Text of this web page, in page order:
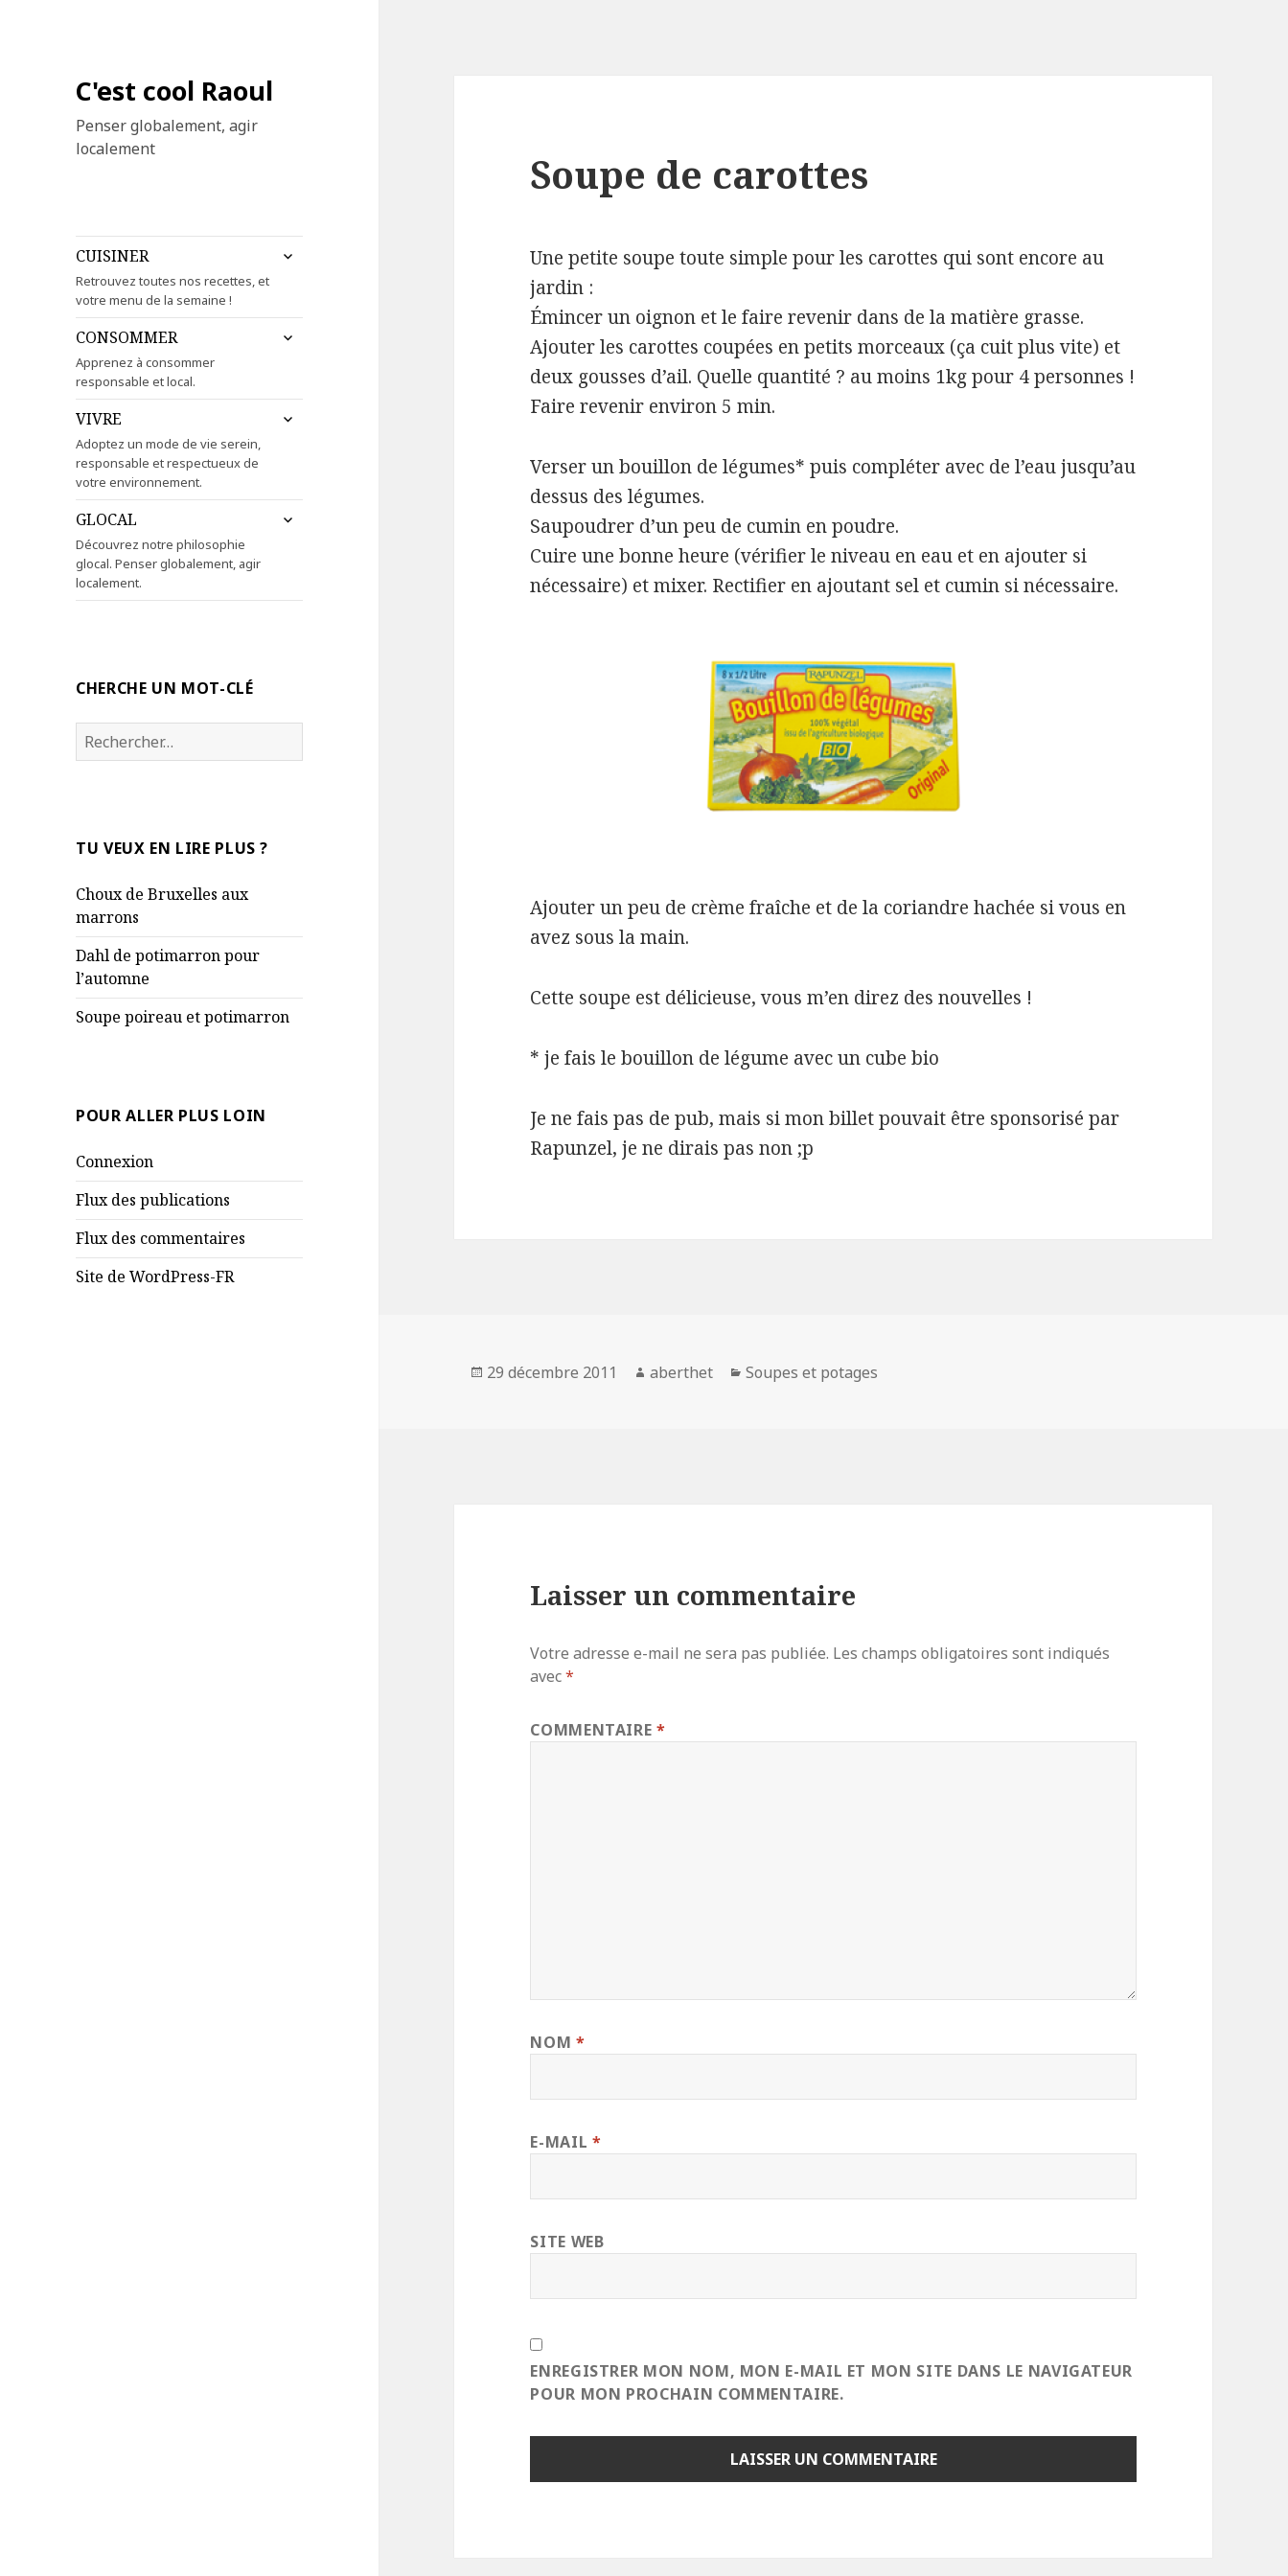
C'est cool Raoul
Penser globalement, agir
localement
CUISINER
Retrouvez toutes nos recettes, et
votre menu de la semaine !
ouvrir
menu
CONSOMMER
Apprenez à consommer
responsable et local.
ouvrir
menu
VIVRE
Adoptez un mode de vie serein,
responsable et respectueux de
votre environnement.
ouvrir
GLOCAL
Découvrez notre philosophie
glocal. Penser globalement, agir
localement.
ouvrir
CHERCHE UN MOT-CLÉ
Rechercher :
TU VEUX EN LIRE PLUS ?
Choux de Bruxelles aux
marrons
Dahl de potimarron pour
l’automne
Soupe poireau et potimarron
POUR ALLER PLUS LOIN
Connexion
Flux des publications
Flux des commentaires
Site de WordPress-FR
Soupe de carottes
Une petite soupe toute simple pour les carottes qui sont encore au
jardin :
Émincer un oignon et le faire revenir dans de la matière grasse.
Ajouter les carottes coupées en petits morceaux (ça cuit plus vite) et
deux gousses d’ail. Quelle quantité ? au moins 1kg pour 4 personnes !
Faire revenir environ 5 min.
Verser un bouillon de légumes* puis compléter avec de l’eau jusqu’au
dessus des légumes.
Saupoudrer d’un peu de cumin en poudre.
Cuire une bonne heure (vérifier le niveau en eau et en ajouter si
nécessaire) et mixer. Rectifier en ajoutant sel et cumin si nécessaire.
Ajouter un peu de crème fraîche et de la coriandre hachée si vous en
avez sous la main.
Cette soupe est délicieuse, vous m’en direz des nouvelles !
* je fais le bouillon de légume avec un cube bio
Je ne fais pas de pub, mais si mon billet pouvait être sponsorisé par
Rapunzel, je ne dirais pas non ;p
Publié
29 décembre 2011 Auteur
aberthet Catégories
Soupes et potages
Laisser un commentaire
Votre adresse e-mail ne sera pas publiée. Les champs obligatoires sont indiqués
avec*
COMMENTAIRE*
NOM *
E-MAIL *
SITE WEB
ENREGISTRER MON NOM, MON E-MAIL ET MON SITE DANS LE NAVIGATEUR
POUR MON PROCHAIN COMMENTAIRE.